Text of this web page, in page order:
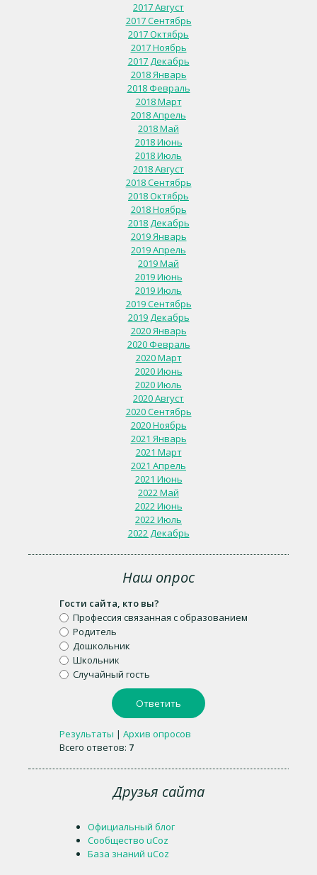
2017 Август
2017 Сентябрь
2017 Октябрь
2017 Ноябрь
2017 Декабрь
2018 Январь
2018 Февраль
2018 Март
2018 Апрель
2018 Май
2018 Июнь
2018 Июль
2018 Август
2018 Сентябрь
2018 Октябрь
2018 Ноябрь
2018 Декабрь
2019 Январь
2019 Апрель
2019 Май
2019 Июнь
2019 Июль
2019 Сентябрь
2019 Декабрь
2020 Январь
2020 Февраль
2020 Март
2020 Июнь
2020 Июль
2020 Август
2020 Сентябрь
2020 Ноябрь
2021 Январь
2021 Март
2021 Апрель
2021 Июнь
2022 Май
2022 Июнь
2022 Июль
2022 Декабрь
Наш опрос
Гости сайта, кто вы?
Профессия связанная с образованием
Родитель
Дошкольник
Школьник
Случайный гость
Результаты | Архив опросов
Всего ответов: 7
Друзья сайта
Официальный блог
Сообщество uCoz
База знаний uCoz